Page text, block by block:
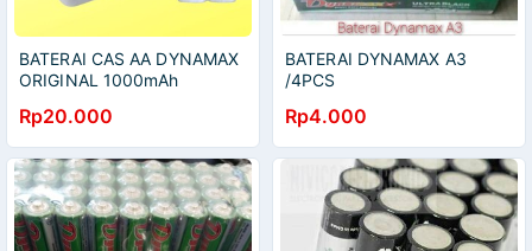
BATERAI CAS AA DYNAMAX
ORIGINAL 1000mAh
BATTERY
Rp20.000
BATERAI DYNAMAX A3
/4PCS
Rp4.000